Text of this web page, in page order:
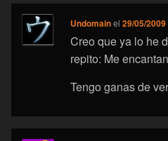
Undomainel29/05/
Creo que ya lo he
repito: Me
Tengo ganas de